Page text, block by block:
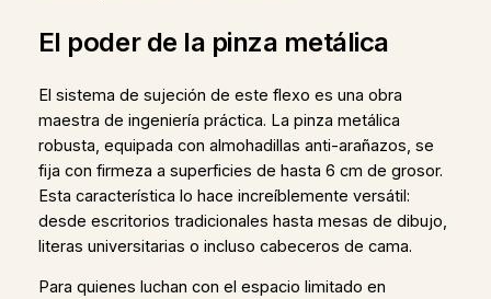
El poder de la pinza metálica
El sistema de sujeción de este flexo es una obra
maestra de ingeniería práctica. La pinza metálica
robusta, equipada con almohadillas anti-arañazos, se
fija con firmeza a superficies de hasta 6 cm de grosor.
Esta característica lo hace increíblemente versátil:
desde escritorios tradicionales hasta mesas de dibujo,
literas universitarias o incluso cabeceros de cama.
Para quienes luchan con el espacio limitado en